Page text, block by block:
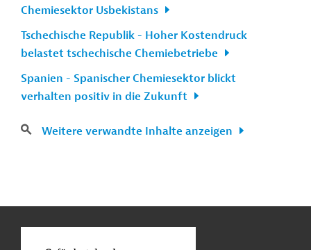
Chemiesektor Usbekistans
Tschechische Republik - Hoher Kostendruck
belastet tschechische Chemiebetriebe
Spanien - Spanischer Chemiesektor blickt
verhalten positiv in die Zukunft
Weitere verwandte Inhalte anzeigen